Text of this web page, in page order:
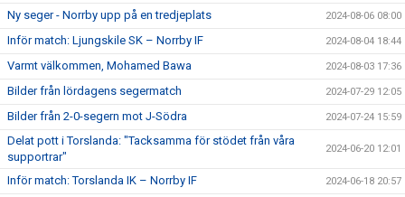
Ny seger - Norrby upp på en tredjeplats 2024-08-06 08:00
Inför match: Ljungskile SK – Norrby IF 2024-08-04 18:44
Varmt välkommen, Mohamed Bawa 2024-08-03 17:36
Bilder från lördagens segermatch 2024-07-29 12:05
Bilder från 2-0-segern mot J-Södra 2024-07-24 15:59
Delat pott i Torslanda: "Tacksamma för stödet från våra
supportrar"
2024-06-20 12:01
Inför match: Torslanda IK – Norrby IF 2024-06-18 20:57